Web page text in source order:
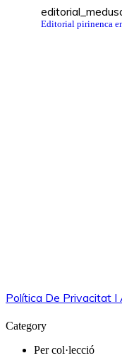
Editorial pirinenca
Política De Privacitat I
Category
Per col·lecció